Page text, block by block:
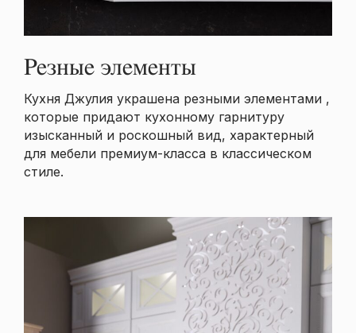
Резные элементы
Кухня Джулия украшена резными элементами ,
которые придают кухонному гарнитуру
изысканный и роскошный вид, характерный
для мебели премиум-класса в классическом
стиле.